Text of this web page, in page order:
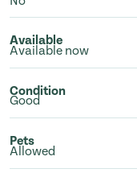
Available
Available now
Condition
Good
Pets
Allowed